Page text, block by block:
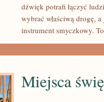
dźwięk potrafi łączyć
wybrać właściwą drogę,
instrument smyczkowy.
Miejsca